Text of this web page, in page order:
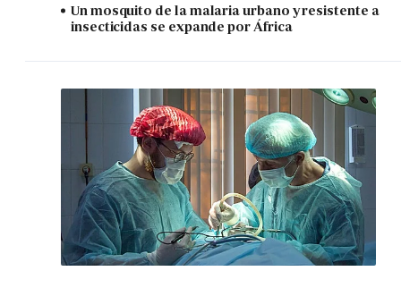
Un mosquito de la malaria urbano y resistente a
insecticidas se expande por África